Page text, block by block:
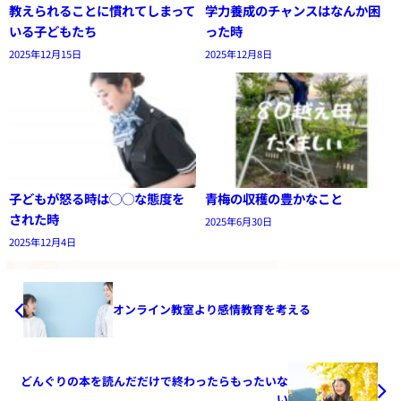
教えられることに慣れてしまって
いる子どもたち
2025年12月15日
学力養成のチャンスはなんか困
った時
2025年12月8日
子どもが怒る時は◯◯な態度を
された時
2025年12月4日
青梅の収穫の豊かなこと
2025年6月30日
オンライン教室より感情教育を考える
どんぐりの本を読んだだけで終わったらもったいな